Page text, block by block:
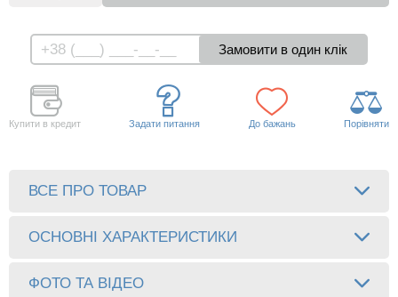
Купити в кредит Задати питання До бажань Порівняти
ВСЕ ПРО ТОВАР
ОСНОВНІ ХАРАКТЕРИСТИКИ
ФОТО ТА ВІДЕО